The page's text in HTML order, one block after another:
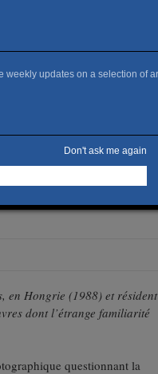
en Hongrie (1988) et résident
dont l’étrange familiarité
questionnant la